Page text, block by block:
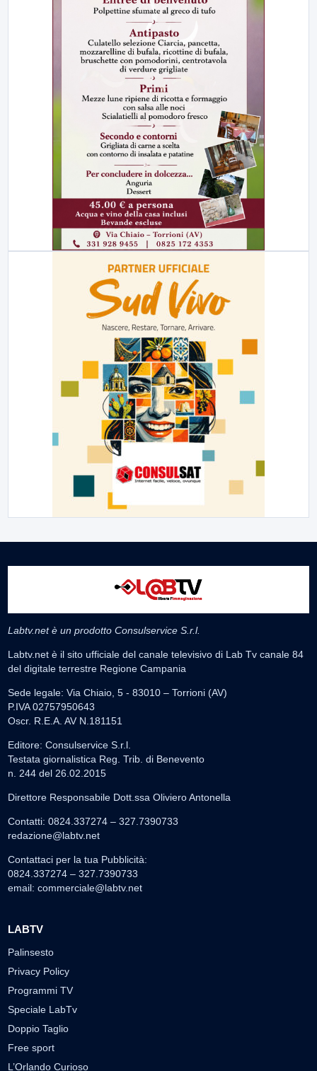
Labtv.net è un prodotto Consulservice S.r.l.
Labtv.net è il sito ufficiale del canale televisivo di Lab Tv canale 84
del digitale terrestre Regione Campania
Sede legale: Via Chiaio, 5 - 83010 – Torrioni (AV)
P.IVA 02757950643
Oscr. R.E.A. AV N.181151
Editore: Consulservice S.r.l.
Testata giornalistica Reg. Trib. di Benevento
n. 244 del 26.02.2015
Direttore Responsabile Dott.ssa Oliviero Antonella
Contatti: 0824.337274 – 327.7390733
redazione@labtv.net
Contattaci per la tua Pubblicità:
0824.337274 – 327.7390733
email: commerciale@labtv.net
LABTV
Palinsesto
Privacy Policy
Programmi TV
Speciale LabTv
Doppio Taglio
Free sport
L’Orlando Curioso